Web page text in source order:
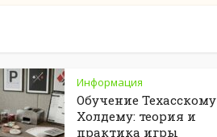
Информация
Обучение Техасскому
Холдему: теория и
практика игры